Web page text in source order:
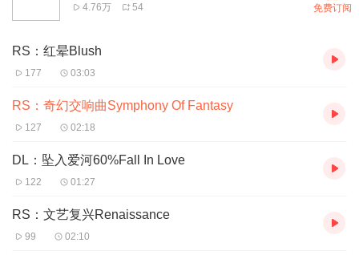
4.76万 54 免费订阅
RS：红晕Blush
177 03:03
RS：奇幻交响曲Symphony Of Fantasy
127 02:18
DL：坠入爱河60%Fall In Love
122 01:27
RS：文艺复兴Renaissance
99 02:10